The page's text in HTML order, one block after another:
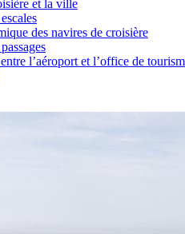
et la ville
des navires de croisière
l’aéroport et l’office de